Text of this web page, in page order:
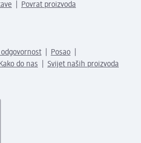
Povrat proizvoda
Posao
Kako do nas Svijet naših proizvoda